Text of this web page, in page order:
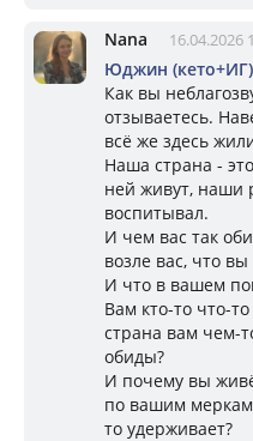
Nana 16.04.2026
Юджин (кето+ИГ)
Как вы
отзываетесь.
всё же здесь
Наша страна -
ней живут, наши
воспитывал.
И чем вас так
возле вас, что
И что в вашем
Вам кто-то что-
страна вам чем-
обиды?
И почему вы
по вашим
то удерживает?